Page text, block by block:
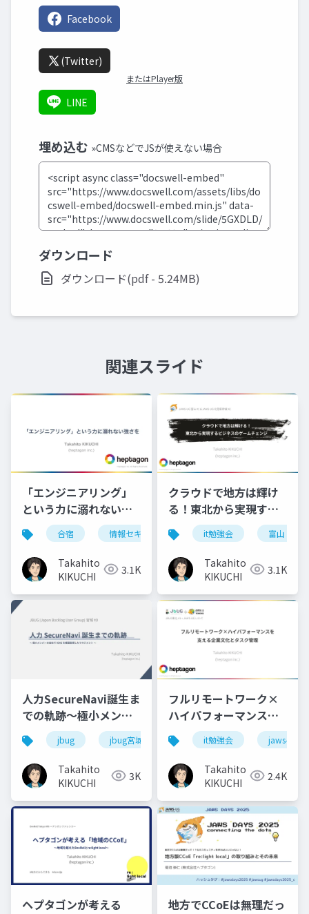
Facebook
(Twitter)
またはPlayer版
LINE
埋め込む »CMSなどでJSが使えない場合
ダウンロード
ダウンロード(pdf - 5.24MB)
関連スライド
「エンジニアリング」
という力に溺れない強
さを＠社内合宿
(2023.11.09)
合宿 情報セキュリティ マネジメント
Takahito
KIKUCHI
3.1K
クラウドで地方は輝け
る！東北から実現する
ビジネスのゲームチェ
ンジ@JAWS-UG富山
#1 + JAWS-UG北陸新
幹線 #2 (2024.09.28)
it勉強会 富山
Takahito
KIKUCHI
3.1K
人力SecureNavi誕生ま
での軌跡〜極小メンバ
ーの会社でISMSを爆速
取得したマネジメン
ト〜 (JBUG宮城
#0@2023.03.14
jbug jbug宮城 isms セキュリティ
Takahito
KIKUCHI
3K
フルリモートワーク×
ハイパフォーマンスを
支える企業文化とタス
ク管理@JBUG東北#1 +
JAWS-UGいわて
(2024.10.19)
it勉強会 jaws-ug
Takahito
KIKUCHI
2.4K
ヘプタゴンが考える
地方でCCoEは無理だっ